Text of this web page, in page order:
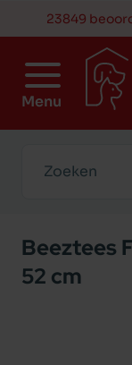
23849
Menu
Beeztees
52 cm